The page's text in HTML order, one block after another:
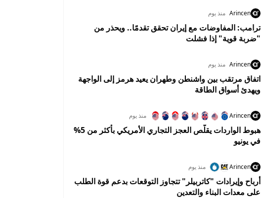
Arincen منذ يوم
ترامب: المفاوضات مع إيران تحقق تقدمًا.. ويحذر من
"ضربة قوية" إذا فشلت
Arincen منذ يوم
اتفاق مرتقب بين واشنطن وطهران يعيد هرمز إلى الواجهة
ويهدئ أسواق الطاقة
Arincen منذ يوم
هبوط الواردات يقلّص العجز التجاري الأمريكي بأكثر من 5%
في يونيو
Arincen منذ يوم
أرباح وإيرادات "كاتربيلر" تتجاوز التوقعات بدعم قوة الطلب
على معدات البناء والتعدين